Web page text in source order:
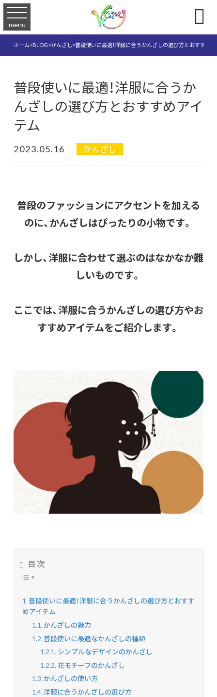
menu 
ホーム>BLOG>かんざし>普段使いに最適！洋服に合うかんざしの選び方とおすすめ
普段使いに最適！洋服に合うか
んざしの選び方とおすすめアイ
テム
2023.05.16 かんざし
普段のファッションにアクセントを加える
のに、かんざしはぴったりの小物です。
しかし、洋服に合わせて選ぶのはなかなか難
しいものです。
ここでは、洋服に合うかんざしの選び方やお
すすめアイテムをご紹介します。
目次
普段使いに最適！洋服に合うかんざしの選び方とおすす
めアイテム
かんざしの魅力
普段使いに最適なかんざしの種類
シンプルなデザインのかんざし
花モチーフのかんざし
かんざしの使い方
洋服に合うかんざしの選び方